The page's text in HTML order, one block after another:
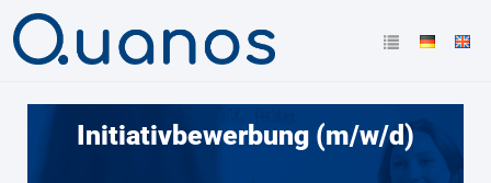
Initiativbewerbung (m/w/d)